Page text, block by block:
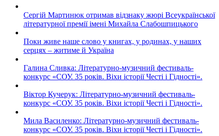
Сергій Мартинюк отримав відзнаку жюрі Всеукраїнської
літературної премії імені Михайла Слабошпицького
Поки живе наше слово у книгах, у родинах, у наших
серцях – житиме й Україна
Галина Сливка: Літературно-музичний фестиваль-
конкурс «СОУ. 35 років. Віхи історії Честі і Гідності».
Віктор Кучерук: Літературно-музичний фестиваль-
конкурс «СОУ. 35 років. Віхи історії Честі і Гідності».
Мила Василенко: Літературно-музичний фестиваль-
конкурс «СОУ. 35 років. Віхи історії Честі і Гідності».